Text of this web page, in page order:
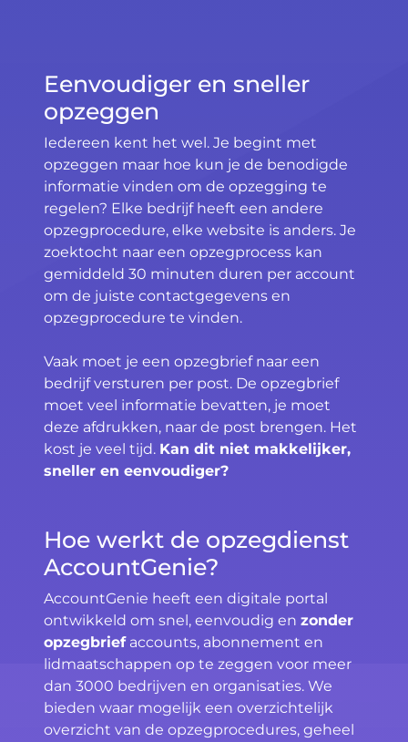
Eenvoudiger en sneller
opzeggen
Iedereen kent het wel. Je begint met
opzeggen maar hoe kun je de benodigde
informatie vinden om de opzegging te
regelen? Elke bedrijf heeft een andere
opzegprocedure, elke website is anders. Je
zoektocht naar een opzegprocess kan
gemiddeld 30 minuten duren per account
om de juiste contactgegevens en
opzegprocedure te vinden.
Vaak moet je een opzegbrief naar een
bedrijf versturen per post. De opzegbrief
moet veel informatie bevatten, je moet
deze afdrukken, naar de post brengen. Het
kost je veel tijd. Kan dit niet makkelijker,
sneller en eenvoudiger?
Hoe werkt de opzegdienst
AccountGenie?
AccountGenie heeft een digitale portal
ontwikkeld om snel, eenvoudig en zonder
opzegbriefaccounts, abonnement en
lidmaatschappen op te zeggen voor meer
dan 3000 bedrijven en organisaties. We
bieden waar mogelijk een overzichtelijk
overzicht van de opzegprocedures, geheel